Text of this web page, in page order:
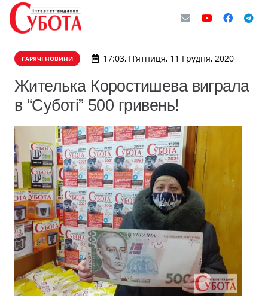
ГАРЯЧІ НОВИНИ 17:03, П’ятниця, 11 Грудня, 2020
Жителька Коростишева виграла
в “Суботі” 500 гривень!